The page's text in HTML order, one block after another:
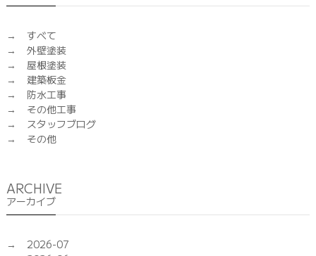
すべて
外壁塗装
屋根塗装
建築板金
防水工事
その他工事
スタッフブログ
その他
ARCHIVE
アーカイブ
2026-07